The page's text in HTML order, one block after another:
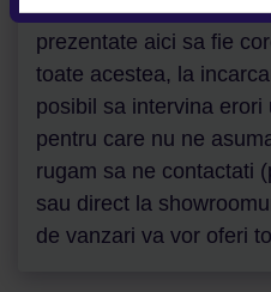
Depunem toate
prezentate aici sa fie
toate acestea, la
posibil sa intervina erori
pentru care nu ne
rugam sa ne contactati
sau direct la
de vanzari va vor oferi